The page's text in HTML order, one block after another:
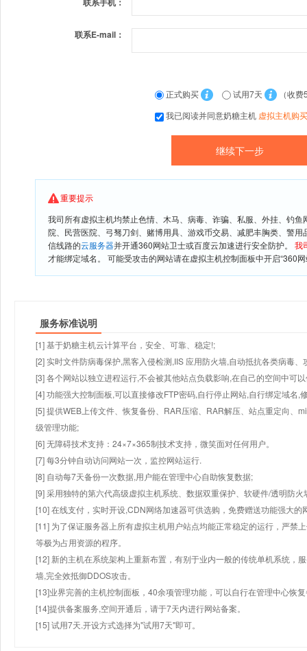
联系E-mail：
正式购买 试用7天
（收费
我已阅读并同意奶糖主机 虚拟主机购
重要提示
我司所有虚拟主机均禁止色情、木马、病毒、诈骗、私服、外挂、钓
院、民营医院、弓驽刀剑、赌博用具、游戏币交易、减肥丰胸类、警
信线路的云服务器并开通360网站卫士或百度云加速进行安全防护。 我
才能绑定域名。 可能受攻击的网站请在虚拟主机控制面板中开启“360
服务标准说明
[1] 基于奶糖主机云计算平台，安全、可靠、稳定!;
[2] 实时文件防病毒保护,黑客入侵检测,IIS 应用防火墙,自动抵抗各类病毒、
[3] 各个网站以独立进程运行,不会被其他站点负载影响,在自己的空间中可
[4] 功能强大控制面板,可以直接修改FTP密码,自行停止网站,自行绑定域名,
[5] 提供WEB上传文件、恢复备份、RAR压缩、RAR解压、站点重定向、
级管理功能;
[6] 无障碍技术支持：24×7×365制技术支持，微笑面对任何用户。
[7] 每3分钟自动访问网站一次，监控网站运行.
[8] 自动每7天备份一次数据,用户能在管理中心自助恢复数据;
[9] 采用独特的第六代高级虚拟主机系统、数据双重保护、软硬件/透明防火
[10] 在线支付，实时开设,CDN网络加速器可供选购，免费赠送功能强大
[11] 为了保证服务器上所有虚拟主机用户站点均能正常稳定的运行，严禁
等极为占用资源的程序。
[12] 新的主机在系统架构上重新布置，有别于业内一般的传统单机系统，
墙,完全效抵御DDOS攻击。
[13]业界完善的主机控制面板，40余项管理功能，可以自行在管理中心恢
[14]提供备案服务,空间开通后，请于7天内进行网站备案。
[15] 试用7天.开设方式选择为"试用7天"即可。